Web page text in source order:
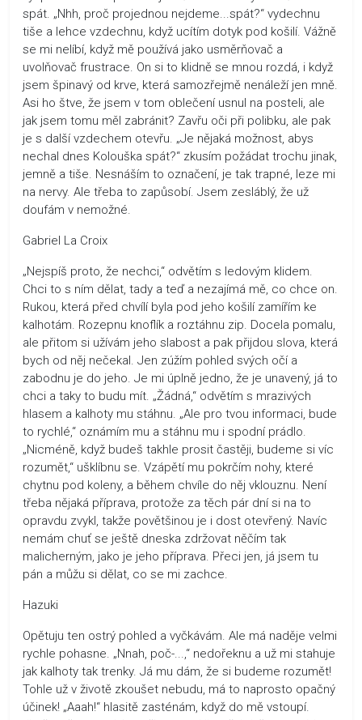
spát. „Nhh, proč projednou nejdeme...spát?“ vydechnu
tiše a lehce vzdechnu, když ucítím dotyk pod košilí. Vážně
se mi nelíbí, když mě používá jako usměrňovač a
uvolňovač frustrace. On si to klidně se mnou rozdá, i když
jsem špinavý od krve, která samozřejmě nenáleží jen mně.
Asi ho štve, že jsem v tom oblečení usnul na posteli, ale
jak jsem tomu měl zabránit? Zavřu oči při polibku, ale pak
je s další vzdechem otevřu. „Je nějaká možnost, abys
nechal dnes Kolouška spát?“ zkusím požádat trochu jinak,
jemně a tiše. Nesnáším to označení, je tak trapné, leze mi
na nervy. Ale třeba to zapůsobí. Jsem zesláblý, že už
doufám v nemožné.
Gabriel La Croix
„Nejspíš proto, že nechci,“ odvětím s ledovým klidem.
Chci to s ním dělat, tady a teď a nezajímá mě, co chce on.
Rukou, která před chvílí byla pod jeho košilí zamířím ke
kalhotám. Rozepnu knoflík a roztáhnu zip. Docela pomalu,
ale přitom si užívám jeho slabost a pak přijdou slova, která
bych od něj nečekal. Jen zúžím pohled svých očí a
zabodnu je do jeho. Je mi úplně jedno, že je unavený, já to
chci a taky to budu mít. „Žádná,“ odvětím s mrazivých
hlasem a kalhoty mu stáhnu. „Ale pro tvou informaci, bude
to rychlé,“ oznámím mu a stáhnu mu i spodní prádlo.
„Nicméně, když budeš takhle prosit častěji, budeme si víc
rozumět,“ ušklíbnu se. Vzápětí mu pokrčím nohy, které
chytnu pod koleny, a během chvíle do něj vklouznu. Není
třeba nějaká příprava, protože za těch pár dní si na to
opravdu zvykl, takže povětšinou je i dost otevřený. Navíc
nemám chuť se ještě dneska zdržovat něčím tak
malicherným, jako je jeho příprava. Přeci jen, já jsem tu
pán a můžu si dělat, co se mi zachce.
Hazuki
Opětuju ten ostrý pohled a vyčkávám. Ale má naděje velmi
rychle pohasne. „Nnah, poč-...,“ nedořeknu a už mi stahuje
jak kalhoty tak trenky. Já mu dám, že si budeme rozumět!
Tohle už v životě zkoušet nebudu, má to naprosto opačný
účinek! „Aaah!“ hlasitě zasténám, když do mě vstoupí.